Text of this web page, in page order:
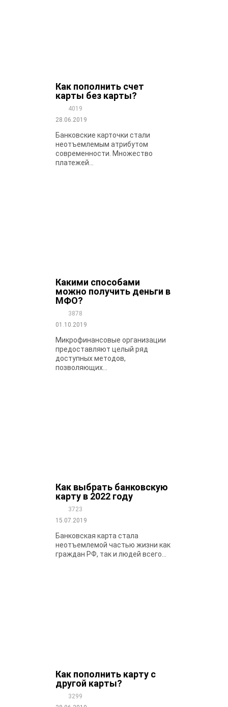
Как пополнить счет
карты без карты?
4019
28.06.2019
Банковские карточки стали
неотъемлемым атрибутом
современности. Множество
платежей...
Какими способами
можно получить деньги в
МФО?
3878
01.10.2019
Микрофинансовые организации
предоставляют целый ряд
доступных методов,
позволяющих...
Как выбрать банковскую
карту в 2022 году
3723
15.07.2019
Банковская карта стала
неотъемлемой частью жизни как
граждан РФ, так и людей всего...
Как пополнить карту с
другой карты?
3299